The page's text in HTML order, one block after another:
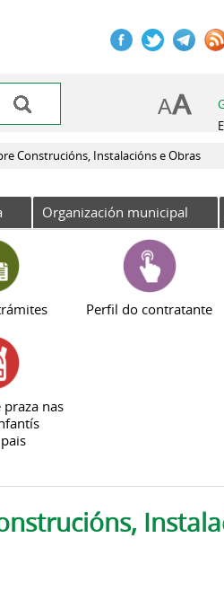
Construcións, Instalacións e Obras
Organización municipal
Perfil do contratante
nas